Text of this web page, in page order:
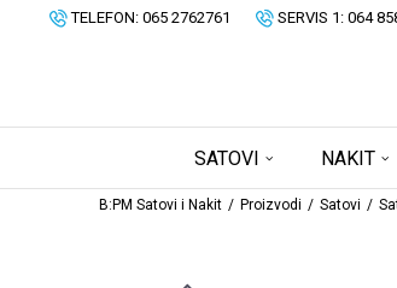
TELEFON: 065 2762761 SERVIS 1: 064
SATOVI NAKIT
B:PM Satovi i Nakit Proizvodi Satovi